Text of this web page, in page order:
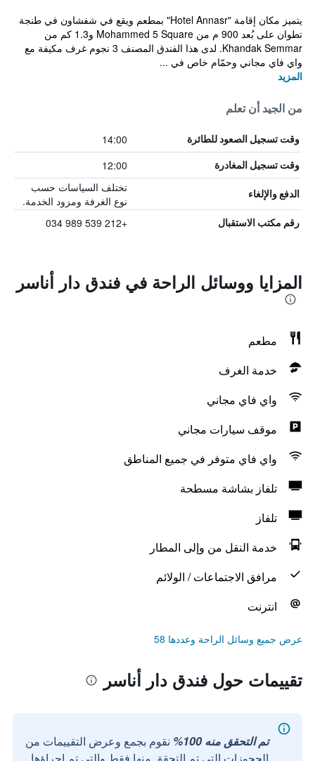
يتميز مكان إقامة "Hotel Annasr" بمطعم ويقع في شفشاون في طنجة
تطوان على بُعد 900 م من Mohammed 5 Square و1.3 كم من
Khandak Semmar. لدى هذا الفندق المصنف 3 نجوم غرف مكيفة مع
واي فاي مجاني وحمّام خاص في ...
المزيد
من الجيد أن تعلم
وقت تسجيل الصعود للطائرة 14:00
وقت تسجيل المغادرة 12:00
الدفع والإلغاء
تختلف السياسات حسب
نوع الغرفة ومزود الخدمة.
رقم مكتب الاستقبال +212 539 989 034
المزايا ووسائل الراحة في فندق دار أناسر
مطعم
خدمة الغرف
واي فاي مجاني
موقف سيارات مجاني
واي فاي متوفر في جميع المناطق
تلفاز بشاشة مسطحة
تلفاز
خدمة النقل من وإلى المطار
مرافق الاجتماعات / الولائم
انترنت
عرض جميع وسائل الراحة وعددها 58
تقييمات حول فندق دار أناسر
تم التحقق منه 100%
نقوم بجمع وعرض التقييمات من